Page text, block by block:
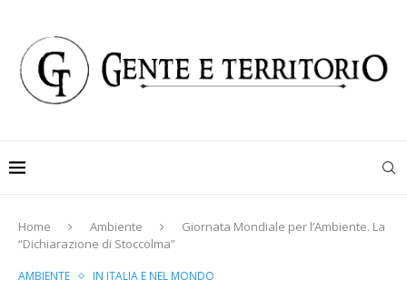
Home Ambiente
Giornata Mondiale per l’Ambiente. La
“Dichiarazione di Stoccolma”
AMBIENTE IN ITALIA E NEL MONDO